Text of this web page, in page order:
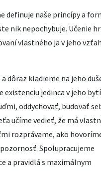
definuje naše princípy a
nik nepochybuje. Učenie
vlastného ja v jeho
dôraz kladieme na jeho
existenciu jedinca v jeho
oddychovať, budovať
učíme vedieť, že má
rozprávame, ako
Spolupracujeme
a pravidlá s maximálnym